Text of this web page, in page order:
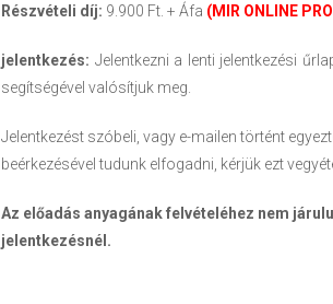
Részvételi díj: 9.900 Ft. + Áfa (MIR ONLINE
jelentkezés: Jelentkezni a lenti jelentkezési
segítségével valósítjuk meg.
Jelentkezést szóbeli, vagy e-mailen történt
beérkezésével tudunk elfogadni, kérjük ezt
Az előadás anyagának felvételéhez nem
jelentkezésnél.